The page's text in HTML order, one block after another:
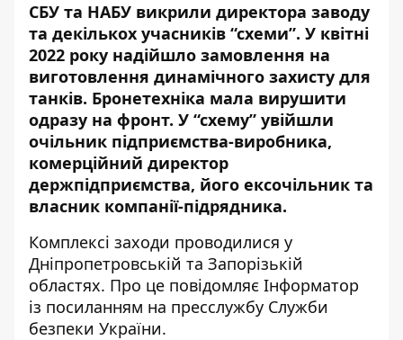
СБУ та НАБУ викрили директора заводу
та декількох учасників “схеми”. У квітні
2022 року надійшло замовлення на
виготовлення динамічного захисту для
танків. Бронетехніка мала вирушити
одразу на фронт. У “схему” увійшли
очільник підприємства-виробника,
комерційний директор
держпідприємства, його ексочільник та
власник компанії-підрядника.
Комплексі заходи проводилися у
Дніпропетровській та Запорізькій
областях. Про це повідомляє Інформатор
із посиланням на пресслужбу Служби
безпеки України.